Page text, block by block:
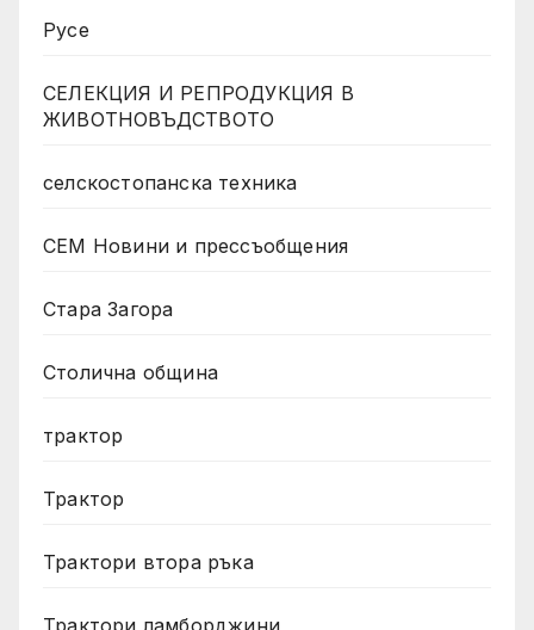
Русе
СЕЛЕКЦИЯ И РЕПРОДУКЦИЯ В
ЖИВОТНОВЪДСТВОТО
селскостопанска техника
СЕМ Новини и прессъобщения
Стара Загора
Столична община
трактор
Трактор
Трактори втора ръка
Трактори ламборджини